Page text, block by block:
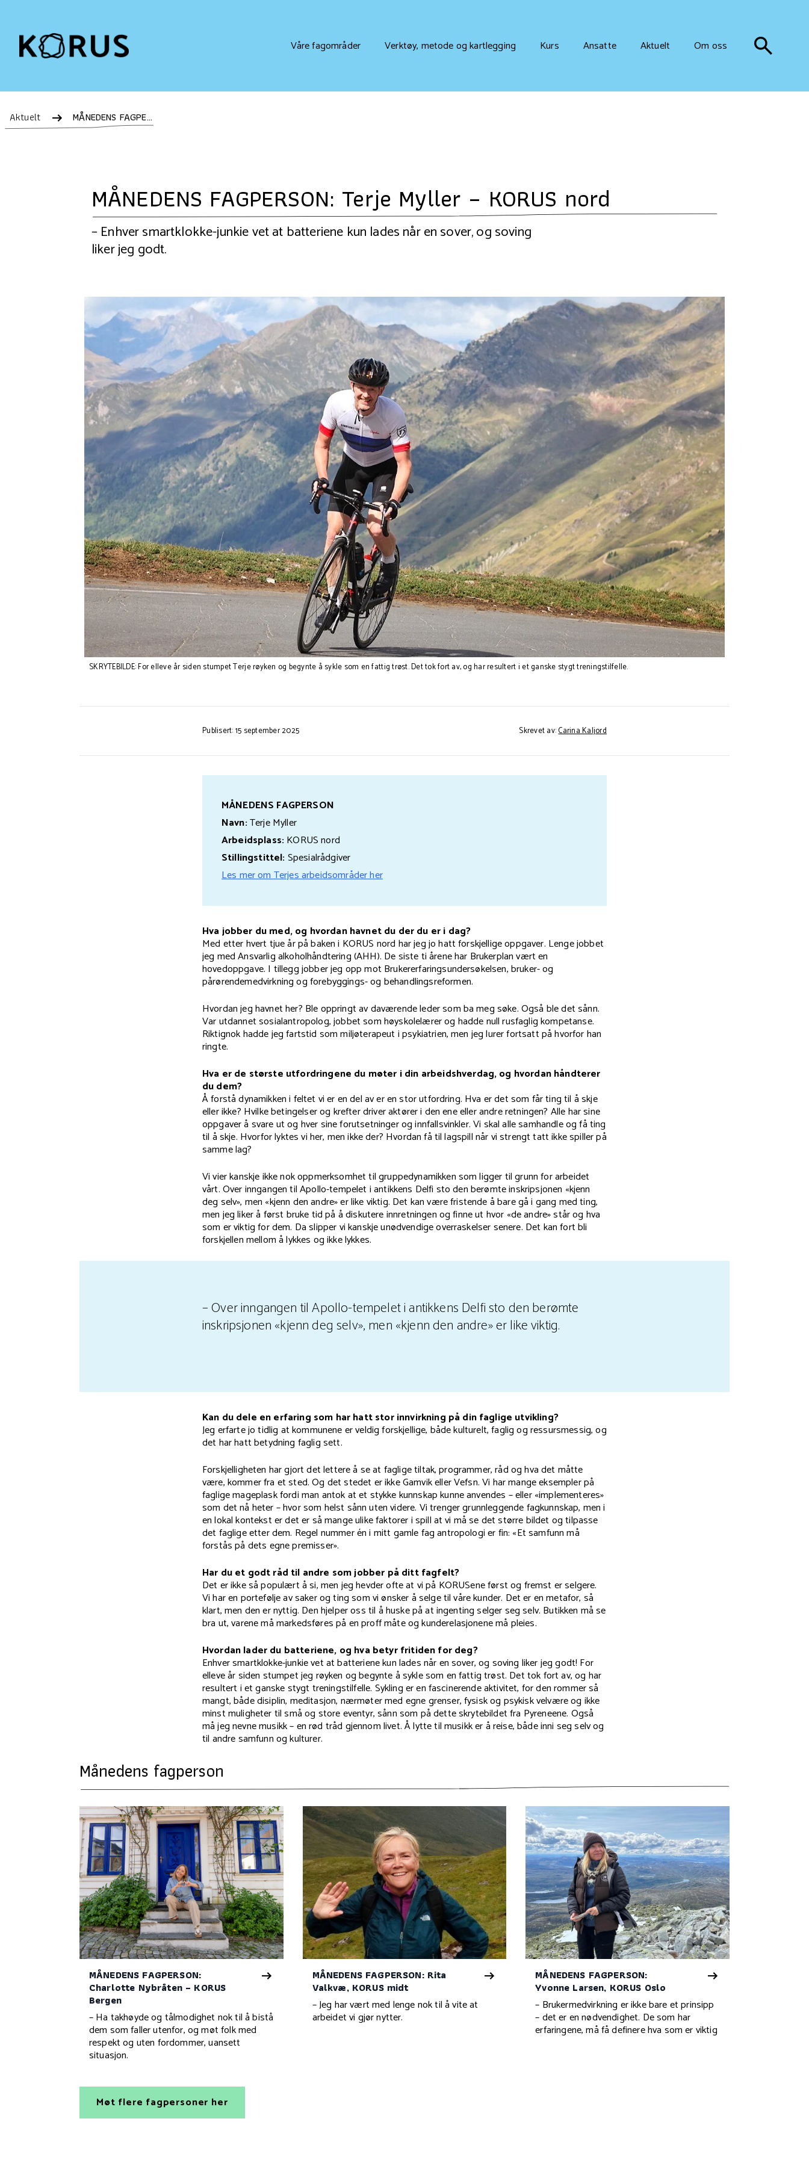
Våre fagområder Verktøy, metode og kartlegging Kurs Ansatte Aktuelt Om oss
Aktuelt MÅNEDENS FAGPERSON: Terje Myller – KORUS nord
MÅNEDENS FAGPERSON: Terje Myller – KORUS nord
– Enhver smartklokke-junkie vet at batteriene kun lades når en sover, og soving
liker jeg godt.
SKRYTEBILDE: For elleve år siden stumpet Terje røyken og begynte å sykle som en fattig trøst. Det tok fort av, og har resultert i et ganske stygt treningstilfelle.
Publisert: 15 september 2025 Skrevet av:Carina Kaljord
MÅNEDENS FAGPERSON
Navn:Terje Myller
Arbeidsplass: KORUS nord
Stillingstittel: Spesialrådgiver
Les mer om Terjes arbeidsområder her
Hva jobber du med, og hvordan havnet du der du er i dag?
Med etter hvert tjue år på baken i KORUS nord har jeg jo hatt forskjellige oppgaver. Lenge jobbet
jeg med Ansvarlig alkoholhåndtering (AHH). De siste ti årene har Brukerplan vært en
hovedoppgave. I tillegg jobber jeg opp mot Brukererfaringsundersøkelsen, bruker- og
pårørendemedvirkning og forebyggings- og behandlingsreformen.
Hvordan jeg havnet her? Ble oppringt av daværende leder som ba meg søke. Også ble det sånn.
Var utdannet sosialantropolog, jobbet som høyskolelærer og hadde null rusfaglig kompetanse.
Riktignok hadde jeg fartstid som miljøterapeut i psykiatrien, men jeg lurer fortsatt på hvorfor han
ringte.
Hva er de største utfordringene du møter i din arbeidshverdag, og hvordan håndterer
du dem?
Å forstå dynamikken i feltet vi er en del av er en stor utfordring. Hva er det som får ting til å skje
eller ikke? Hvilke betingelser og krefter driver aktører i den ene eller andre retningen? Alle har sine
oppgaver å svare ut og hver sine forutsetninger og innfallsvinkler. Vi skal alle samhandle og få ting
til å skje. Hvorfor lyktes vi her, men ikke der? Hvordan få til lagspill når vi strengt tatt ikke spiller på
samme lag?
Vi vier kanskje ikke nok oppmerksomhet til gruppedynamikken som ligger til grunn for arbeidet
vårt. Over inngangen til Apollo-tempelet i antikkens Delfi sto den berømte inskripsjonen «kjenn
deg selv», men «kjenn den andre» er like viktig. Det kan være fristende å bare gå i gang med ting,
men jeg liker å først bruke tid på å diskutere innretningen og finne ut hvor «de andre» står og hva
som er viktig for dem. Da slipper vi kanskje unødvendige overraskelser senere. Det kan fort bli
forskjellen mellom å lykkes og ikke lykkes.
– Over inngangen til Apollo-tempelet i antikkens Delfi sto den berømte
inskripsjonen «kjenn deg selv», men «kjenn den andre» er like viktig.
Kan du dele en erfaring som har hatt stor innvirkning på din faglige utvikling?
Jeg erfarte jo tidlig at kommunene er veldig forskjellige, både kulturelt, faglig og ressursmessig, og
det har hatt betydning faglig sett.
Forskjelligheten har gjort det lettere å se at faglige tiltak, programmer, råd og hva det måtte
være, kommer fra et sted. Og det stedet er ikke Gamvik eller Vefsn. Vi har mange eksempler på
faglige mageplask fordi man antok at et stykke kunnskap kunne anvendes – eller «implementeres»
som det nå heter – hvor som helst sånn uten videre. Vi trenger grunnleggende fagkunnskap, men i
en lokal kontekst er det er så mange ulike faktorer i spill at vi må se det større bildet og tilpasse
det faglige etter dem. Regel nummer én i mitt gamle fag antropologi er fin: «Et samfunn må
forstås på dets egne premisser».
Har du et godt råd til andre som jobber på ditt fagfelt?
Det er ikke så populært å si, men jeg hevder ofte at vi på KORUSene først og fremst er selgere.
Vi har en portefølje av saker og ting som vi ønsker å selge til våre kunder. Det er en metafor, så
klart, men den er nyttig. Den hjelper oss til å huske på at ingenting selger seg selv. Butikken må se
bra ut, varene må markedsføres på en proff måte og kunderelasjonene må pleies.
Hvordan lader du batteriene, og hva betyr fritiden for deg?
Enhver smartklokke-junkie vet at batteriene kun lades når en sover, og soving liker jeg godt! For
elleve år siden stumpet jeg røyken og begynte å sykle som en fattig trøst. Det tok fort av, og har
resultert i et ganske stygt treningstilfelle. Sykling er en fascinerende aktivitet, for den rommer så
mangt, både disiplin, meditasjon, nærmøter med egne grenser, fysisk og psykisk velvære og ikke
minst muligheter til små og store eventyr, sånn som på dette skrytebildet fra Pyreneene. Også
må jeg nevne musikk – en rød tråd gjennom livet. Å lytte til musikk er å reise, både inni seg selv og
til andre samfunn og kulturer.
Månedens fagperson
MÅNEDENS FAGPERSON:
Charlotte Nybråten – KORUS
Bergen
– Ha takhøyde og tålmodighet nok til å bistå
dem som faller utenfor, og møt folk med
respekt og uten fordommer, uansett
situasjon.
MÅNEDENS FAGPERSON: Rita
Valkvæ, KORUS midt
– Jeg har vært med lenge nok til å vite at
arbeidet vi gjør nytter.
MÅNEDENS FAGPERSON:
Yvonne Larsen, KORUS Oslo
– Brukermedvirkning er ikke bare et prinsipp
– det er en nødvendighet. De som har
erfaringene, må få definere hva som er viktig
Møt flere fagpersoner her